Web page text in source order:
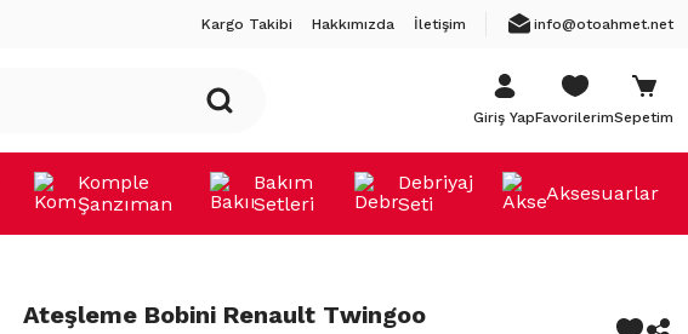
Kargo Takibi Hakkımızda İletişim info@otoahmet.net
Giriş YapFavorilerimSepetim
Komple
Şanzıman
Bakım
Setleri
Debriyaj
Seti
Aksesuarlar
Ateşleme Bobini Renault Twingoo